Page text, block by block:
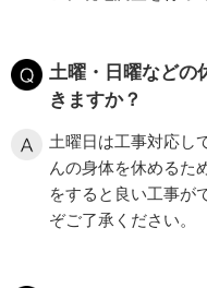
土曜・日曜などの
きますか？
土曜日は工事対応し
んの身体を休めるた
をすると良い工事が
ぞご了承ください。